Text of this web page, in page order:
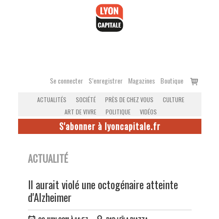
Se connecter S’enregistrer Magazines Boutique
Voir
ACTUALITÉS SOCIÉTÉ PRÈS DE CHEZ VOUS
CULTURE
ART DE VIVRE
POLITIQUE VIDÉOS
S'abonner à lyoncapitale.fr
ACTUALITÉ
Il aurait violé une octogénaire atteinte
d'Alzheimer